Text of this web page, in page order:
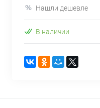
Нашли дешевле
В наличии